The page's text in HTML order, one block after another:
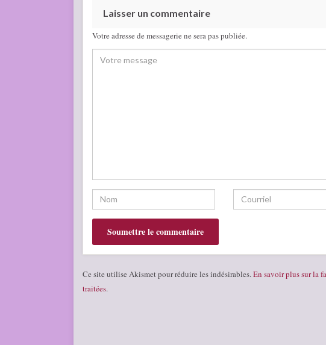
Laisser un commentaire
Votre adresse de messagerie ne sera pas publiée.
Ce site utilise Akismet pour réduire les indésirables. En savoir plus sur la
traitées.